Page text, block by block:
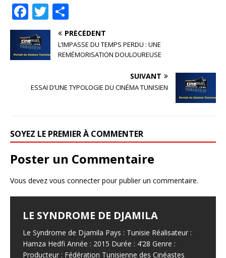
F
a
c
e
o
T
w
it
te
ar
ta
g
r
PRÉCÉDENT
L’IMPASSE DU TEMPS PERDU : UNE
REMÉMORISATION DOULOUREUSE
SUIVANT
ESSAI D’UNE TYPOLOGIE DU CINÉMA TUNISIEN
SOYEZ LE PREMIER À COMMENTER
Poster un Commentaire
Vous devez vous connecterpour publier un commentaire.
LE SYNDROME DE DJAMILA
Le Syndrome de Djamila Pays : Tunisie Réalisateur :
Hamza Hedfi Année : 2015 Durée : 4’28 Genre :
Producteur : Fédération Tunisienne des Cinéastes
JALILA BORHANE
Jalila Borhane Actrice. Filmographie de Jalila Borhane,
actrice : 1998 : Demain, je brûle (Ghodoua nahreg), de
Mohamed Ben Smail. Télévision : 1992 : Itarafat
BABOUNA BEN AYED
Babouna Ben Ayed Actrice. Filmographie de Babouna
Ben Ayed, actrice : 1995 : Tourba (CM), de Moncef
Dhouib. 1998 : Demain, je brûle (Ghodoua nahreg), de
«SOLEIL DES HYÈNES» : COMMENT
RIDHA BÉHI QUESTIONNAIT DÉJÀ
LE TOURISME DE MASSE EN TUNISIE
IL Y A CINQUANTE ANS
SONIA MEDDEB
Sonia Meddeb Actrice, née à Tunis. Sonia Meddeb est
une actrice tunisienne qui s’est fait connaître à la fin
des années 80 grâce aux séries de Ramadan «L’Amour